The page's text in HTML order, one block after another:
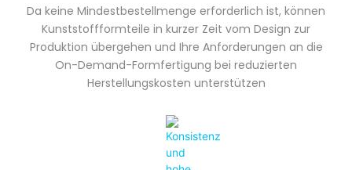
Da keine Mindestbestellmenge erforderlich ist, können
Kunststoffformteile in kurzer Zeit vom Design zur
Produktion übergehen und Ihre Anforderungen an die
On-Demand-Formfertigung bei reduzierten
Herstellungskosten unterstützen